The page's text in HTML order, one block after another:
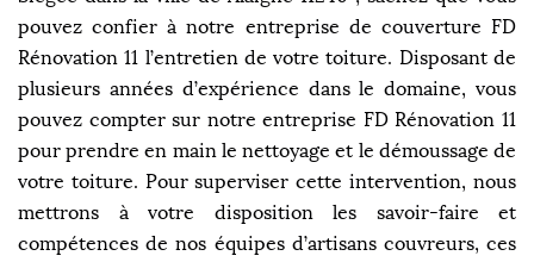
pouvez confier à notre entreprise de couverture FD
Rénovation 11 l’entretien de votre toiture. Disposant de
plusieurs années d’expérience dans le domaine, vous
pouvez compter sur notre entreprise FD Rénovation 11
pour prendre en main le nettoyage et le démoussage de
votre toiture. Pour superviser cette intervention, nous
mettrons à votre disposition les savoir-faire et
compétences de nos équipes d’artisans couvreurs, ces